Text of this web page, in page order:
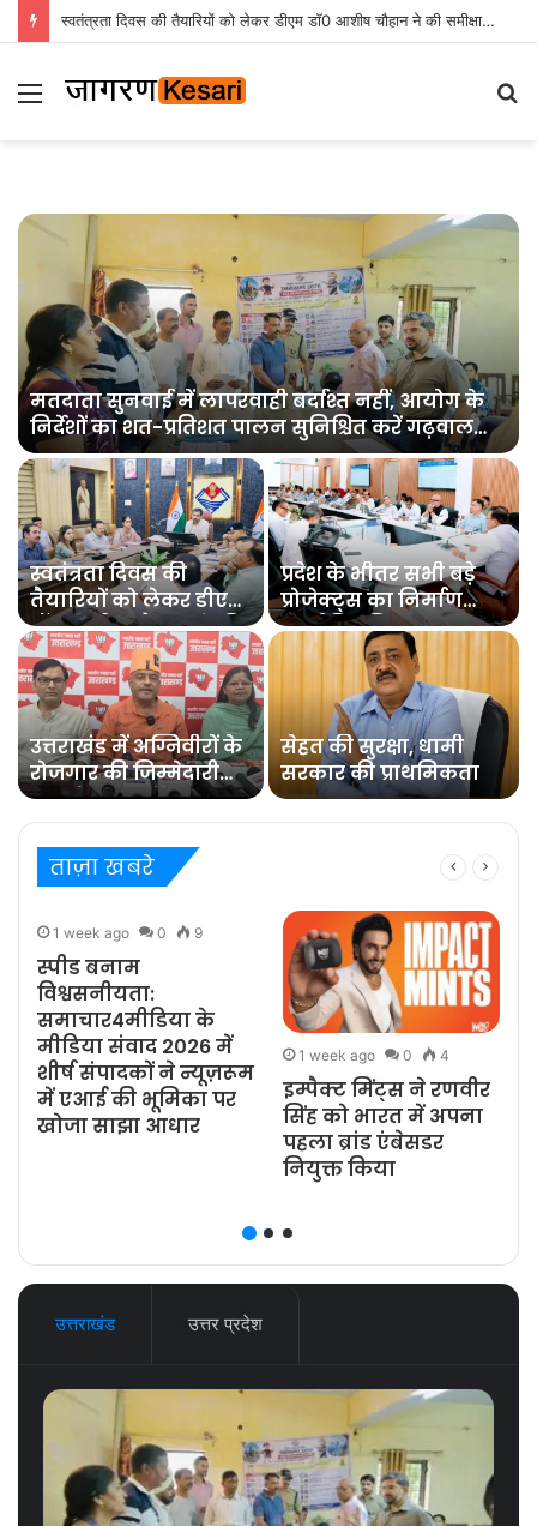
स्वतंत्रता दिवस की तैयारियों को लेकर डीएम डॉ0 आशीष चौहान ने की समीक्षा बैठक
Menu
मतदाता सुनवाई में लापरवाही बर्दाश्त नहीं, आयोग के
निर्देशों का शत-प्रतिशत पालन सुनिश्चित करें गढ़वाल
आयुक्त
स्वतंत्रता दिवस की
तैयारियों को लेकर डीएम
डॉ0 आशीष चौहान ने की
समीक्षा बैठक
प्रदेश के भीतर सभी बड़े
प्रोजेक्ट्स का निर्माण
कार्य नियमित समय पर
पूरा हो : मुख्य सचिव
उत्तराखंड में अग्निवीरों के
रोजगार की जिम्मेदारी
संभालेगा पुनर्रोजगार
सेल : कर्नल कोठियाल
सेहत की सुरक्षा, धामी
सरकार की प्राथमिकता
ताज़ा खबरे
1 week ago 0 9
स्पीड बनाम
विश्वसनीयता:
समाचार4मीडिया के
मीडिया संवाद 2026 में
शीर्ष संपादकों ने न्यूज़रूम
में एआई की भूमिका पर
खोजा साझा आधार
1 week ago 0 4
इम्पैक्ट मिंट्स ने रणवीर
सिंह को भारत में अपना
पहला ब्रांड एंबेसडर
नियुक्त किया
उत्तराखंड उत्तर प्रदेश